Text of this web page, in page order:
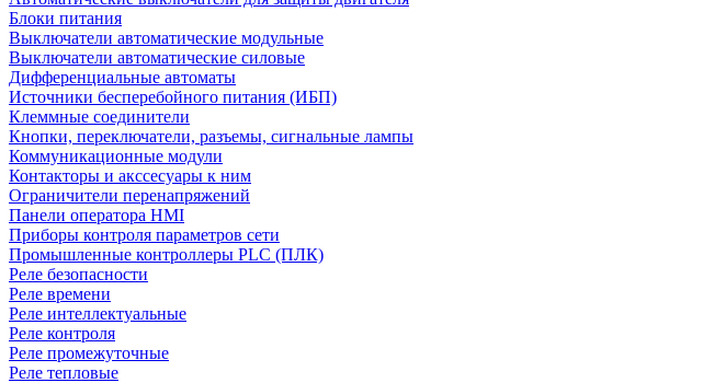
Блоки питания
Выключатели автоматические модульные
Выключатели автоматические силовые
Дифференциальные автоматы
Источники бесперебойного питания (ИБП)
Клеммные соединители
Кнопки, переключатели, разъемы, сигнальные лампы
Коммуникационные модули
Контакторы и акссесуары к ним
Ограничители перенапряжений
Панели оператора HMI
Приборы контроля параметров сети
Промышленные контроллеры PLC (ПЛК)
Реле безопасности
Реле времени
Реле интеллектуальные
Реле контроля
Реле промежуточные
Реле тепловые